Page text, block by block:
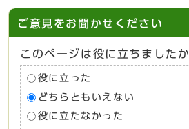
ご意見をお聞かせください
このページは役に立ちましたか
役に立った
どちらともいえない
役に立たなかった